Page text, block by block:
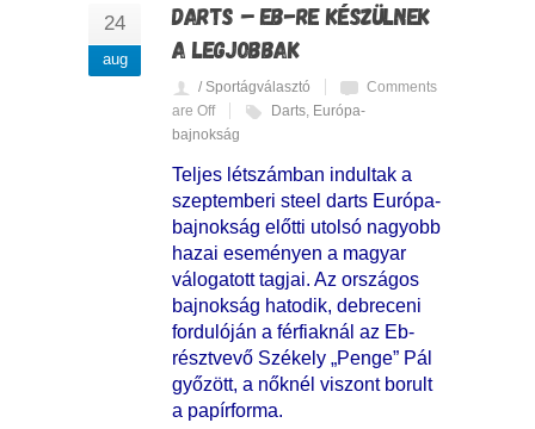
24
aug
DARTS – EB-RE KÉSZÜLNEK
A LEGJOBBAK
/ Sportágválasztó
Comments
are Off
Darts, Európa-
bajnokság
Teljes létszámban indultak a
szeptemberi steel darts Európa-
bajnokság előtti utolsó nagyobb
hazai eseményen a magyar
válogatott tagjai. Az országos
bajnokság hatodik, debreceni
fordulóján a férfiaknál az Eb-
résztvevő Székely „Penge” Pál
győzött, a nőknél viszont borult
a papírforma.